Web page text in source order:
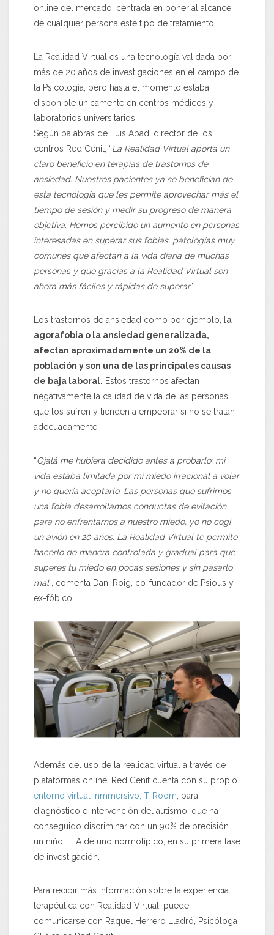
online del mercado, centrada en poner al alcance
de cualquier persona este tipo de tratamiento.
La Realidad Virtual es una tecnología validada por
más de 20 años de investigaciones en el campo de
la Psicología, pero hasta el momento estaba
disponible únicamente en centros médicos y
laboratorios universitarios.
Según palabras de Luis Abad, director de los
centros Red Cenit, “La Realidad Virtual aporta un
claro beneficio en terapias de trastornos de
ansiedad. Nuestros pacientes ya se benefician de
esta tecnología que les permite aprovechar más el
tiempo de sesión y medir su progreso de manera
objetiva. Hemos percibido un aumento en personas
interesadas en superar sus fobias, patologías muy
comunes que afectan a la vida diaria de muchas
personas y que gracias a la Realidad Virtual son
ahora más fáciles y rápidas de superar”.
Los trastornos de ansiedad como por ejemplo,
la
agorafobia o la ansiedad generalizada,
afectan aproximadamente un 20% de la
población y son una de las principales causas
de baja laboral. Estos trastornos afectan
negativamente la calidad de vida de las personas
que los sufren y tienden a empeorar si no se tratan
adecuadamente.
“Ojalá me hubiera decidido antes a probarlo; mi
vida estaba limitada por mi miedo irracional a volar
y no quería aceptarlo. Las personas que sufrimos
una fobia desarrollamos conductas de evitación
para no enfrentarnos a nuestro miedo, yo no cogí
un avión en 20 años. La Realidad Virtual te permite
hacerlo de manera controlada y gradual para que
superes tu miedo en pocas sesiones y sin pasarlo
mal”, comenta Dani Roig, co-fundador de Psious y
ex-fóbico.
Además del uso de la realidad virtual a través de
plataformas online, Red Cenit cuenta con su propio
entorno virtual inmmersivo, T-Room, para
diagnóstico e intervención del autismo, que ha
conseguido discriminar con un 90% de precisión
un niño TEA de uno normotípico, en su primera fase
de investigación.
Para recibir más información sobre la experiencia
terapéutica con Realidad Virtual, puede
comunicarse con Raquel Herrero Lladró, Psicóloga